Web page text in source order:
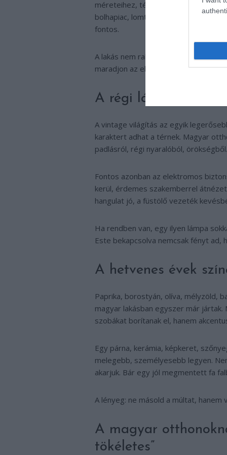
méreteihez, tényleg használható, és
bolhapiac, lomtalanítás, online
fontos.
A lakás nem raktár, még akkor sem,
maradjon az eladónál.
A régi lámpa lehet a
A vintage világítás az egyik
karaktert adhat a térnek. Magyar
padlásról, régi nyaralóból, örökségből.
Fontos azonban az elektromos
kerül, érdemes szakemberrel
hangulat jó, a füstölő vezeték
Ha rendben van, egy ilyen lámpa
Este bekapcsolva nemcsak fényt ad,
A hetvenes évek
Paprika, borostyán, olíva, mélyzöld,
magyar lakásban egyszer már
szobákat borítanak el, hanem
Egy párna, kerámia, képkeret,
melegebb, személyesebb legyen.
akarjuk. Bár egy jól megmentett fa
A lényeg: ne másold a múltat, hanem
A magyar
tökéletes”